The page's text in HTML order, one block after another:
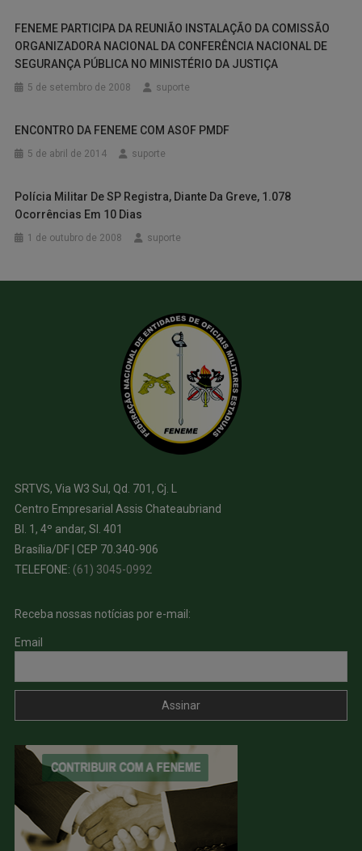
FENEME PARTICIPA DA REUNIÃO INSTALAÇÃO DA COMISSÃO
ORGANIZADORA NACIONAL DA CONFERÊNCIA NACIONAL DE
SEGURANÇA PÚBLICA NO MINISTÉRIO DA JUSTIÇA
5 de setembro de 2008 suporte
ENCONTRO DA FENEME COM ASOF PMDF
5 de abril de 2014 suporte
Polícia Militar De SP Registra, Diante Da Greve, 1.078
Ocorrências Em 10 Dias
1 de outubro de 2008 suporte
SRTVS, Via W3 Sul, Qd. 701, Cj. L
Centro Empresarial Assis Chateaubriand
Bl. 1, 4º andar, Sl. 401
Brasília/DF | CEP 70.340-906
TELEFONE: (61) 3045-0992
Receba nossas notícias por e-mail:
Email